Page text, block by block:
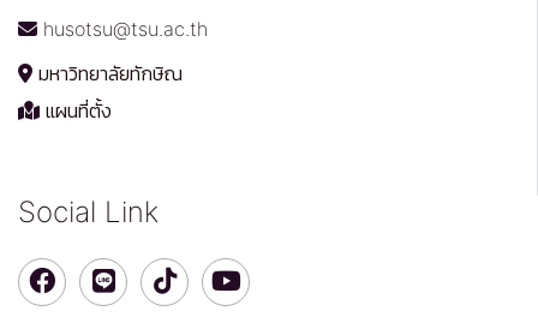
husotsu@tsu.ac.th
มหาวิทยาลัยทักษิณ
แผนที่ตั้ง
Social Link